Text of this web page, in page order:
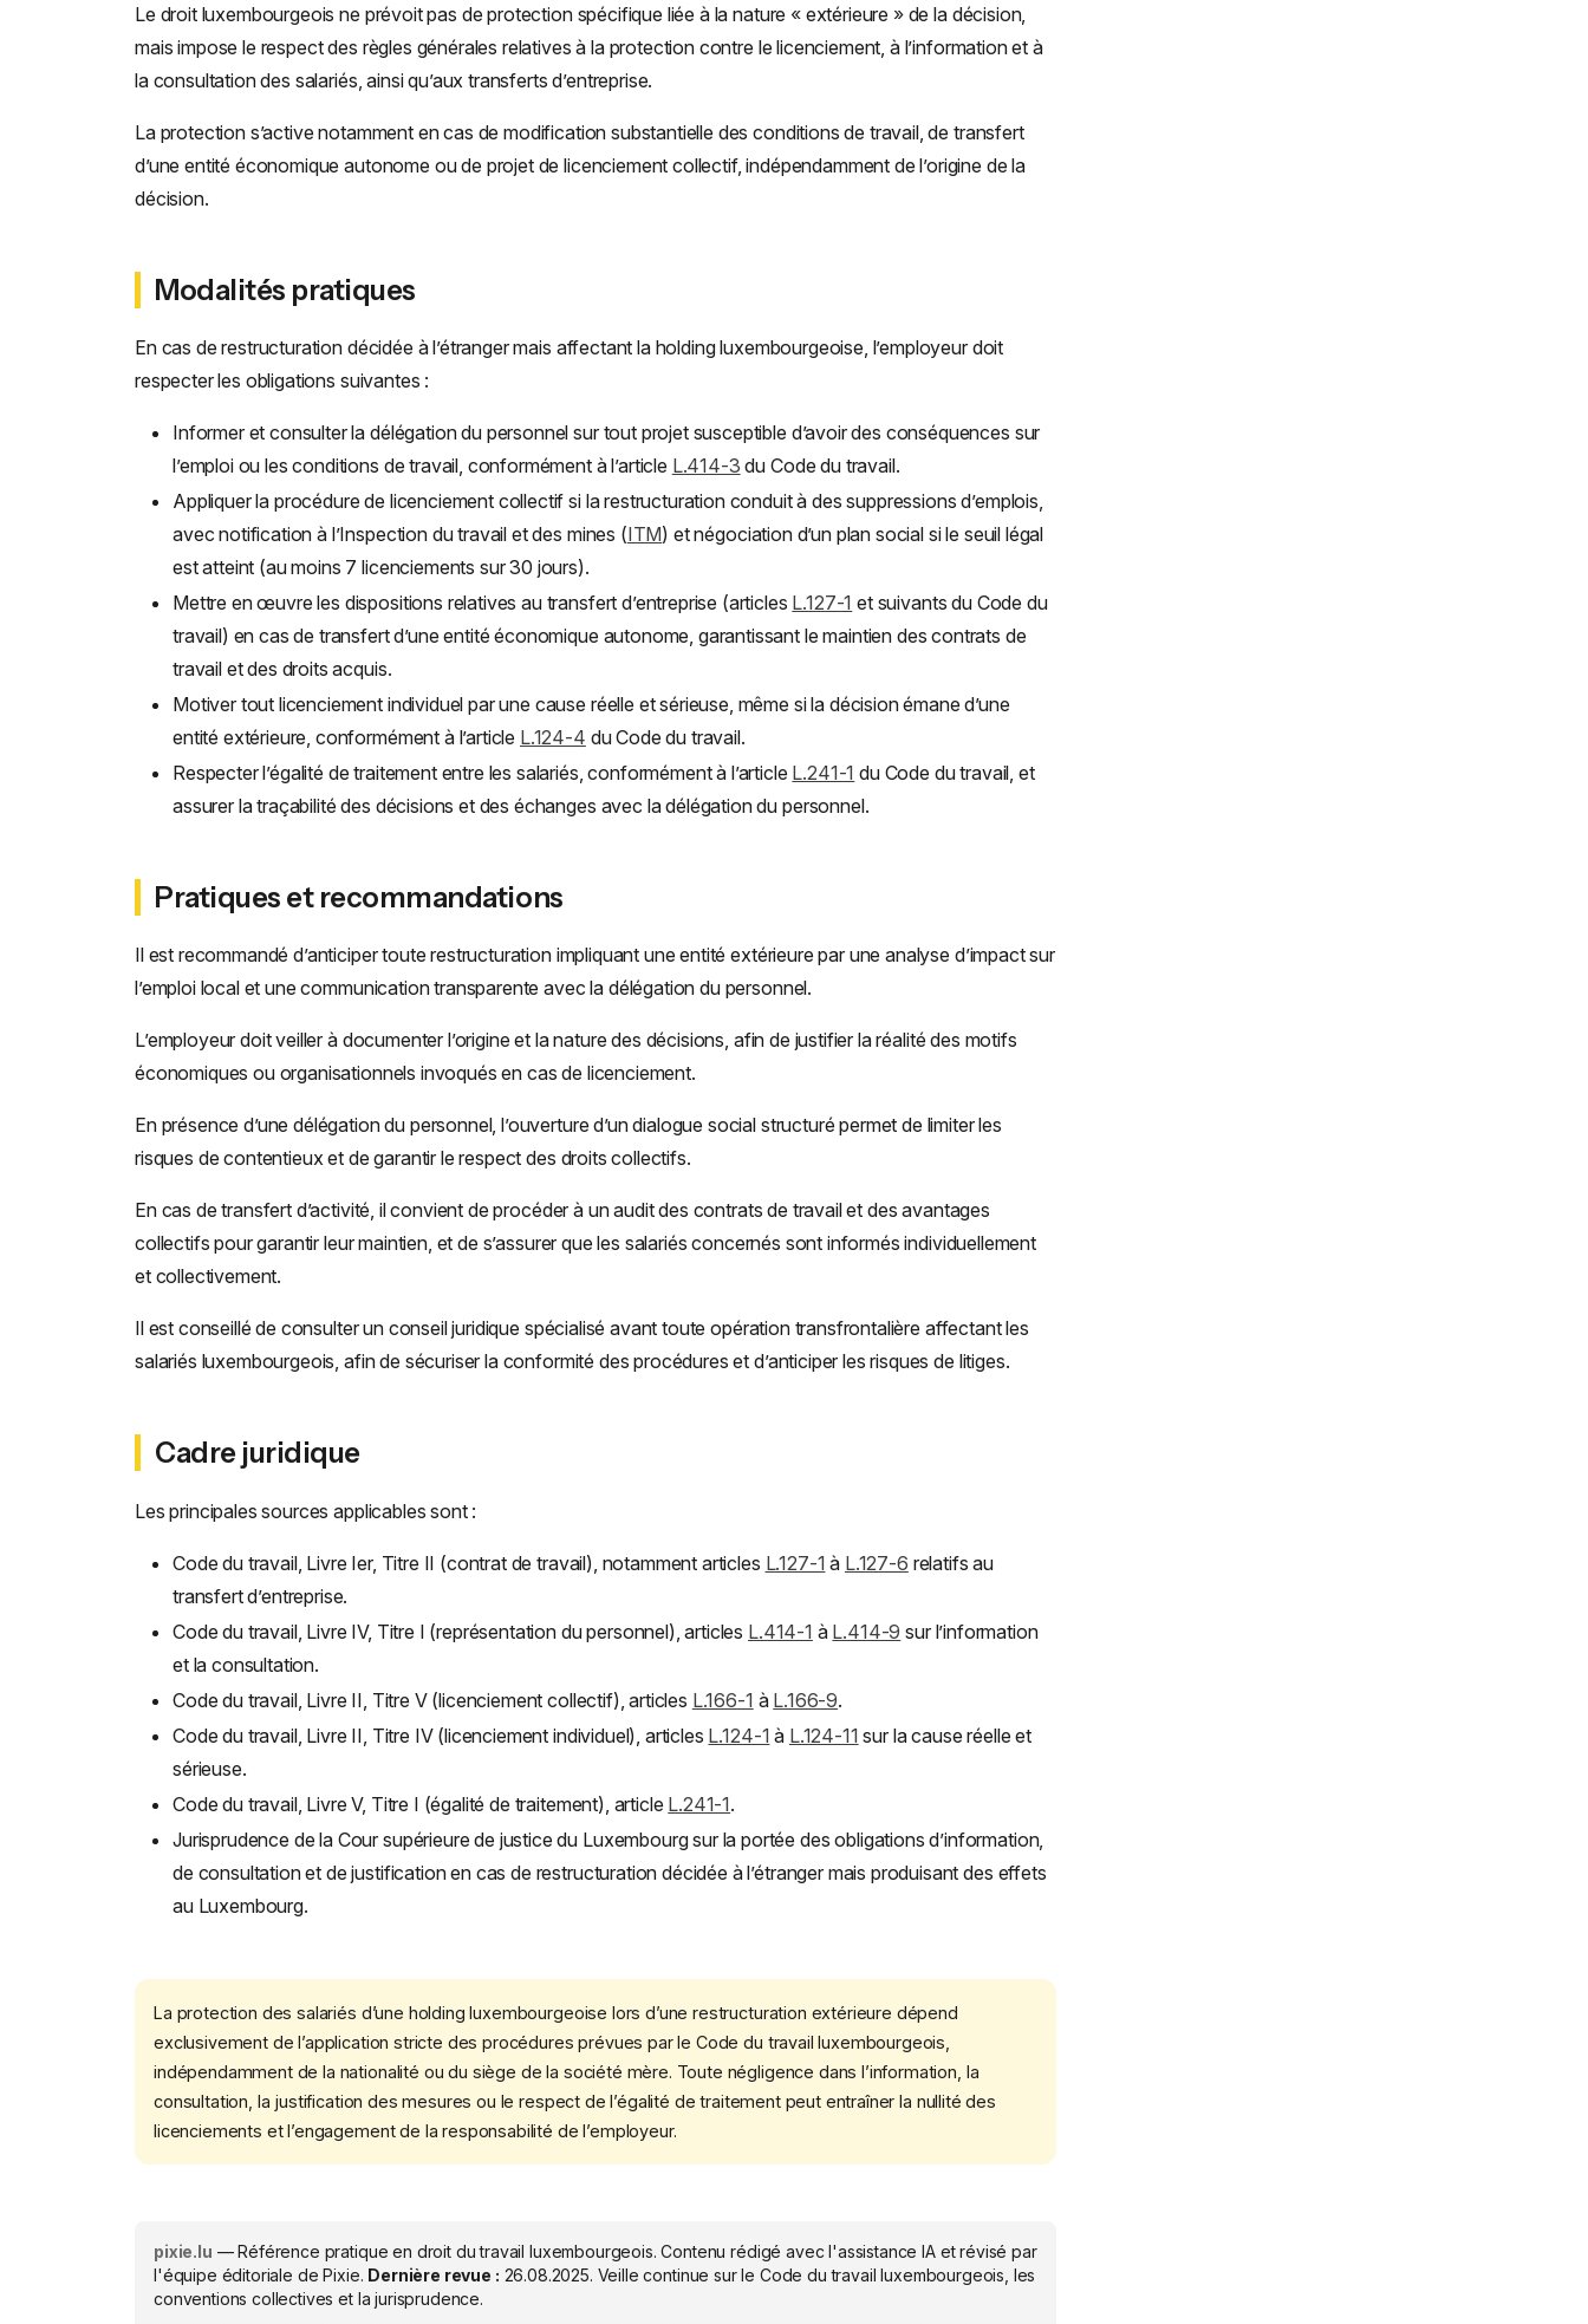
Le droit luxembourgeois ne prévoit pas de protection spécifique liée à la nature « extérieure » de la décision,
mais impose le respect des règles générales relatives à la protection contre le licenciement, à l’information et à
la consultation des salariés, ainsi qu’aux transferts d’entreprise.
La protection s’active notamment en cas de modification substantielle des conditions de travail, de transfert
d’une entité économique autonome ou de projet de licenciement collectif, indépendamment de l’origine de la
décision.
Modalités pratiques
En cas de restructuration décidée à l’étranger mais affectant la holding luxembourgeoise, l’employeur doit
respecter les obligations suivantes :
Informer et consulter la délégation du personnel sur tout projet susceptible d’avoir des conséquences sur
l’emploi ou les conditions de travail, conformément à l’article L.414-3 du Code du travail.
Appliquer la procédure de licenciement collectif si la restructuration conduit à des suppressions d’emplois,
avec notification à l’Inspection du travail et des mines (ITM) et négociation d’un plan social si le seuil légal
est atteint (au moins 7 licenciements sur 30 jours).
Mettre en œuvre les dispositions relatives au transfert d’entreprise (articles L.127-1 et suivants du Code du
travail) en cas de transfert d’une entité économique autonome, garantissant le maintien des contrats de
travail et des droits acquis.
Motiver tout licenciement individuel par une cause réelle et sérieuse, même si la décision émane d’une
entité extérieure, conformément à l’article L.124-4 du Code du travail.
Respecter l’égalité de traitement entre les salariés, conformément à l’article L.241-1 du Code du travail, et
assurer la traçabilité des décisions et des échanges avec la délégation du personnel.
Pratiques et recommandations
Il est recommandé d’anticiper toute restructuration impliquant une entité extérieure par une analyse d’impact sur
l’emploi local et une communication transparente avec la délégation du personnel.
L’employeur doit veiller à documenter l’origine et la nature des décisions, afin de justifier la réalité des motifs
économiques ou organisationnels invoqués en cas de licenciement.
En présence d’une délégation du personnel, l’ouverture d’un dialogue social structuré permet de limiter les
risques de contentieux et de garantir le respect des droits collectifs.
En cas de transfert d’activité, il convient de procéder à un audit des contrats de travail et des avantages
collectifs pour garantir leur maintien, et de s’assurer que les salariés concernés sont informés individuellement
et collectivement.
Il est conseillé de consulter un conseil juridique spécialisé avant toute opération transfrontalière affectant les
salariés luxembourgeois, afin de sécuriser la conformité des procédures et d’anticiper les risques de litiges.
Cadre juridique
Les principales sources applicables sont :
Code du travail, Livre Ier, Titre II (contrat de travail), notamment articles L.127-1 à L.127-6 relatifs au
transfert d’entreprise.
Code du travail, Livre IV, Titre I (représentation du personnel), articles L.414-1 à L.414-9 sur l’information
et la consultation.
Code du travail, Livre II, Titre V (licenciement collectif), articles L.166-1 à L.166-9.
Code du travail, Livre II, Titre IV (licenciement individuel), articles L.124-1 à L.124-11 sur la cause réelle et
sérieuse.
Code du travail, Livre V, Titre I (égalité de traitement), article L.241-1.
Jurisprudence de la Cour supérieure de justice du Luxembourg sur la portée des obligations d’information,
de consultation et de justification en cas de restructuration décidée à l’étranger mais produisant des effets
au Luxembourg.
La protection des salariés d’une holding luxembourgeoise lors d’une restructuration extérieure dépend
exclusivement de l’application stricte des procédures prévues par le Code du travail luxembourgeois,
indépendamment de la nationalité ou du siège de la société mère. Toute négligence dans l’information, la
consultation, la justification des mesures ou le respect de l’égalité de traitement peut entraîner la nullité des
licenciements et l’engagement de la responsabilité de l’employeur.
pixie.lu — Référence pratique en droit du travail luxembourgeois. Contenu rédigé avec l'assistance IA et révisé par
l'équipe éditoriale de Pixie. Dernière revue : 26.08.2025. Veille continue sur le Code du travail luxembourgeois, les
conventions collectives et la jurisprudence.